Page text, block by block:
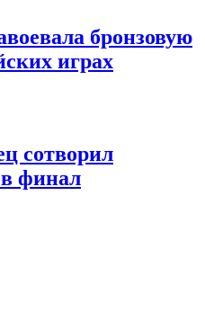
бронзовую
играх
сотворил
финал